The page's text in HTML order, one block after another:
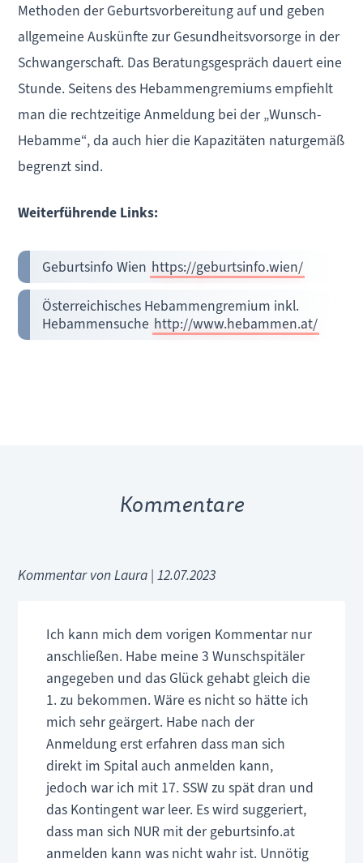
Methoden der Geburtsvorbereitung auf und geben
allgemeine Auskünfte zur Gesundheitsvorsorge in der
Schwangerschaft. Das Beratungsgespräch dauert eine
Stunde. Seitens des Hebammengremiums empfiehlt
man die rechtzeitige Anmeldung bei der „Wunsch-
Hebamme“, da auch hier die Kapazitäten naturgemäß
begrenzt sind.
Weiterführende Links:
Geburtsinfo Wien https://geburtsinfo.wien/
Österreichisches Hebammengremium inkl.
Hebammensuche http://www.hebammen.at/
Kommentare
Kommentar von Laura |12.07.2023
Ich kann mich dem vorigen Kommentar nur
anschließen. Habe meine 3 Wunschspitäler
angegeben und das Glück gehabt gleich die
1. zu bekommen. Wäre es nicht so hätte ich
mich sehr geärgert. Habe nach der
Anmeldung erst erfahren dass man sich
direkt im Spital auch anmelden kann,
jedoch war ich mit 17. SSW zu spät dran und
das Kontingent war leer. Es wird suggeriert,
dass man sich NUR mit der geburtsinfo.at
anmelden kann was nicht wahr ist. Unnötig